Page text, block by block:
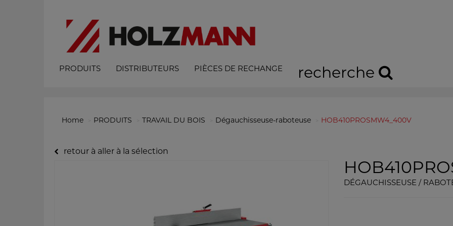
PRODUITS DISTRIBUTEURS PIÈCES DE RECHANGE recherche
Home PRODUITS TRAVAIL DU BOIS Dégauchisseuse-raboteuse HOB410PROSMW4_400V
retour à aller à la sélection
DÉGAUCHISSEUSE /